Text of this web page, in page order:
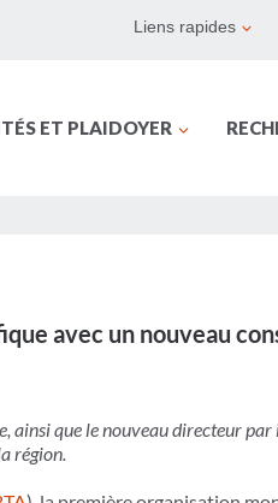
Liens rapides
ET PLAIDOYER
avec un nouveau
ainsi que le nouveau directeur
région.